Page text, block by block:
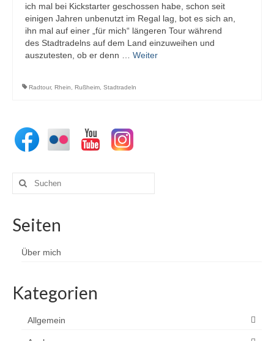
ich mal bei Kickstarter geschossen habe, schon seit
einigen Jahren unbenutzt im Regal lag, bot es sich an,
ihn mal auf einer „für mich“ längeren Tour während
des Stadtradelns auf dem Land einzuweihen und
auszutesten, ob er denn … Weiter
Radtour, Rhein Rußheim Stadtradeln
Suchen
nach:
Seiten
Über mich
Kategorien
Allgemein